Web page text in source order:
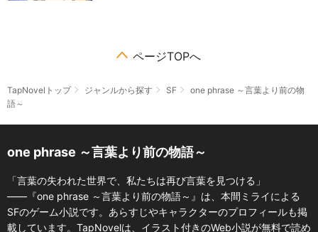
ページTOPへ
TapNovelトップ ジャンルから探す SF
one phrase ～言葉より前の物
語～
one phrase ～言葉より前の物語～
「言葉の失われた世界で、私たちは再び言葉を見つける」
――『one phrase ～言葉より前の物語～』は、本間ミライによる
SFのゲーム小説です。あらすじやキャラクターのプロフィールも掲
載しています。TapNovelは、イラスト付きのWeb小説が無料で読め